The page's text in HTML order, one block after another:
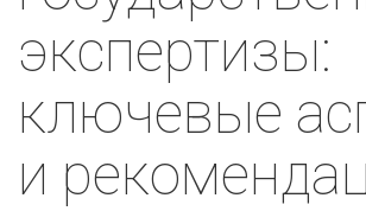
экспертизы:
ключевые
и